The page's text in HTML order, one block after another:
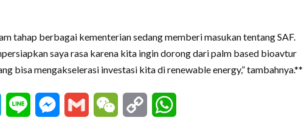
tahap berbagai kementerian sedang memberi masukan tentang SAF.
saya rasa karena kita ingin dorong dari palm based bioavtur
bisa mengakselerasi investasi kita di renewable energy,” tambahnya.**
Telegram
Line Messenger
Gmail WeChat Copy